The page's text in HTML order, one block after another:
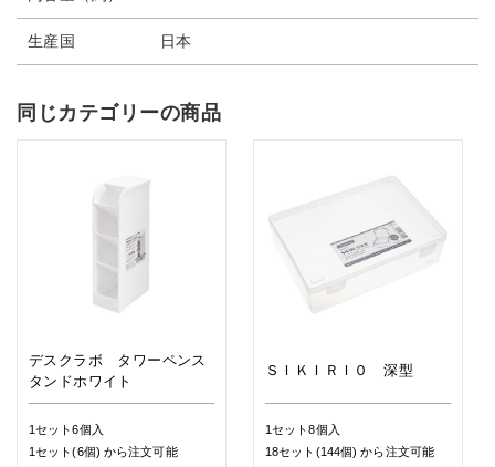
生産国 日本
同じカテゴリーの商品
デスクラボ タワーペンス
タンドホワイト
1セット6個入
1セット(6個) から注文可能
ＳＩＫＩＲＩ０ 深型
1セット8個入
18セット(144個)から注文可能